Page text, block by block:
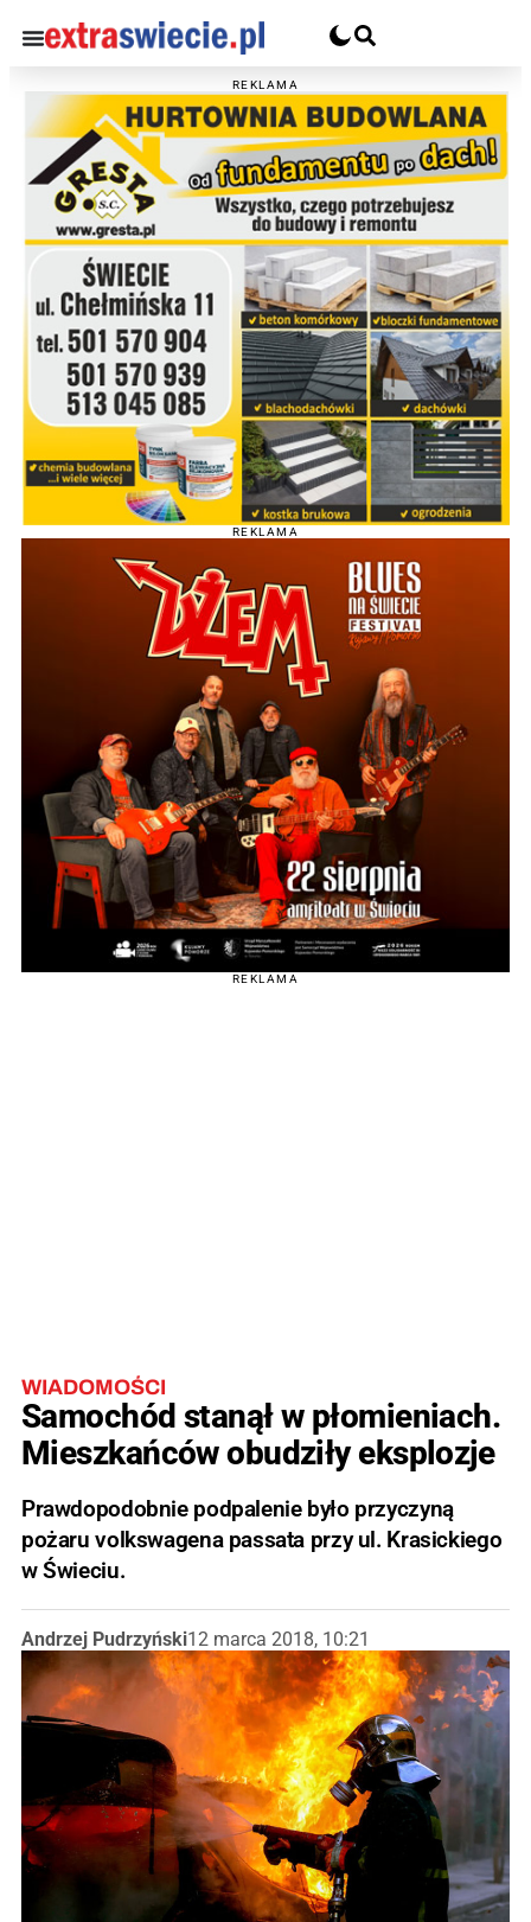
REKLAMA
REKLAMA
REKLAMA
WIADOMOŚCI
Samochód stanął w płomieniach.
Mieszkańców obudziły eksplozje
Prawdopodobnie podpalenie było przyczyną
pożaru volkswagena passata przy ul. Krasickiego
w Świeciu.
Andrzej Pudrzyński12 marca 2018, 10:21